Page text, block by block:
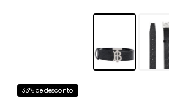
33% de desconto